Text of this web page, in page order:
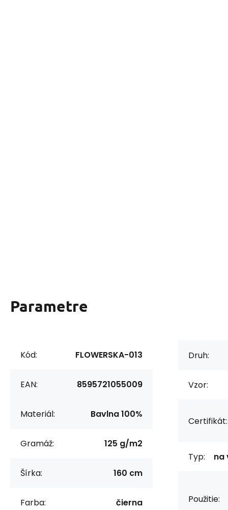
Parametre
Kód: FLOWERSKA-013
EAN: 8595721055009
Materiál: Bavlna 100%
Gramáž: 125 g/m2
Šírka: 160 cm
Farba: čierna
Druh:
Vzor:
Certifikát:
Typ: na
Použitie: